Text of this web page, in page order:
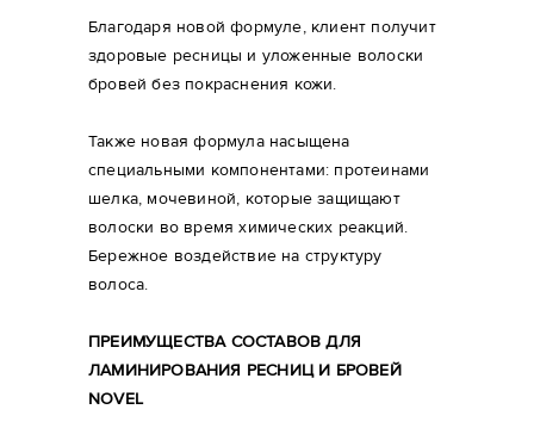
Благодаря новой формуле, клиент получит
здоровые ресницы и уложенные волоски
бровей без покраснения кожи.
Также новая формула насыщена
специальными компонентами: протеинами
шелка, мочевиной, которые защищают
волоски во время химических реакций.
Бережное воздействие на структуру
волоса.
ПРЕИМУЩЕСТВА СОСТАВОВ ДЛЯ
ЛАМИНИРОВАНИЯ РЕСНИЦ И БРОВЕЙ
NOVEL